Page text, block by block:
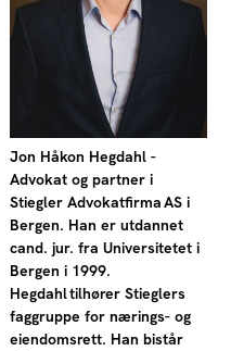
Jon Håkon Hegdahl -
Advokat og partner i
Stiegler Advokatfirma AS i
Bergen. Han er utdannet
cand. jur. fra Universitetet i
Bergen i 1999.
Hegdahl tilhører Stieglers
faggruppe for nærings- og
eiendomsrett. Han bistår